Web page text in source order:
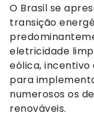
O Brasil se
transição
eletricidade
eólica,
para
numerosos os
renováveis.